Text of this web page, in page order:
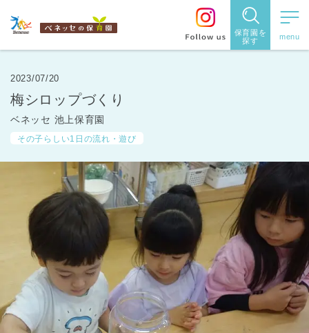
保育園を
探す
保育園を探す
名
す
都道府県
から探す
東京都
東京都 全域
2023/07/20
梅シロップづくり
ベネッセ 池上保育園
その子らしい1日の流れ・遊び